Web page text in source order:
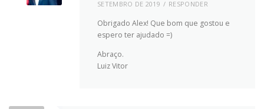
SETEMBRO DE 2019
RESPONDER
Obrigado Alex! Que bom que gostou e
espero ter ajudado =)
Abraço.
Luiz Vitor